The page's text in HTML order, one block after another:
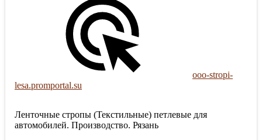
ooo-stropi-
lesa.promportal.su
Ленточные стропы (Текстильные) петлевые для
автомобилей. Производство. Рязань